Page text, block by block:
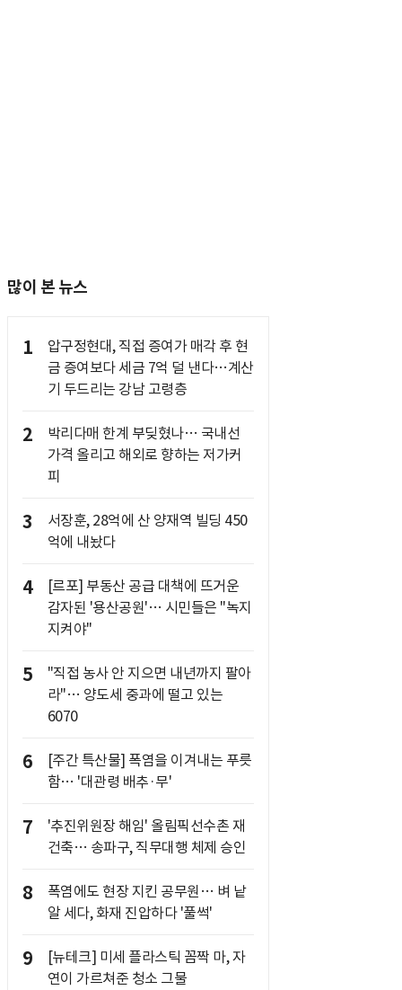
많이 본 뉴스
1
압구정현대, 직접 증여가 매각 후 현
금 증여보다 세금 7억 덜 낸다…계산
기 두드리는 강남 고령층
2
박리다매 한계 부딪혔나… 국내선
가격 올리고 해외로 향하는 저가커
피
3
서장훈, 28억에 산 양재역 빌딩 450
억에 내놨다
4
[르포] 부동산 공급 대책에 뜨거운
감자된 '용산공원'… 시민들은 "녹지
지켜야"
5
"직접 농사 안 지으면 내년까지 팔아
라"… 양도세 중과에 떨고 있는
6070
6
[주간 특산물] 폭염을 이겨내는 푸릇
함… '대관령 배추·무'
7
'추진위원장 해임' 올림픽선수촌 재
건축… 송파구, 직무대행 체제 승인
8
폭염에도 현장 지킨 공무원… 벼 낱
알 세다, 화재 진압하다 '풀썩'
9
[뉴테크] 미세 플라스틱 꼼짝 마, 자
연이 가르쳐준 청소 그물